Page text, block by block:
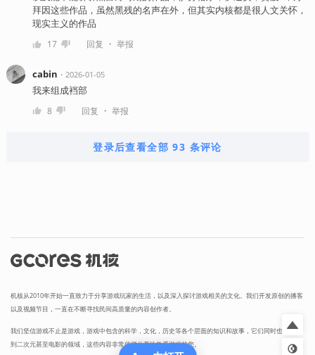
拜因这些作品，虽然黑残的名声在外，但其实内核都是很人文关怀，
现实主义的作品
17 回复 ・ 举报
cabin ・ 2026-01-05
我来组成裆部
8 回复 ・ 举报
登录后查看全部 93 条评论
机核从2010年开始一直致力于分享游戏玩家的生活，以及深入探讨游戏相关的文化。我们开发原创的播客
以及视频节目，一直在不断寻找民间高质量的内容创作者。
我们坚信游戏不止是游戏，游戏中包含的科学，文化，历史等各个层面的知识和故事，它们同时也会辐射
到二次元甚至电影的领域，这些内容非常值得分享给热爱游戏的您。